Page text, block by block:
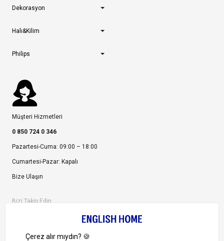
Dekorasyon
Halı&Kilim
Philips
Müşteri Hizmetleri
0 850 724 0 346
Pazartesi-Cuma: 09:00 – 18:00
Cumartesi-Pazar: Kapalı
Bize Ulaşın
Bizi Takip Edin